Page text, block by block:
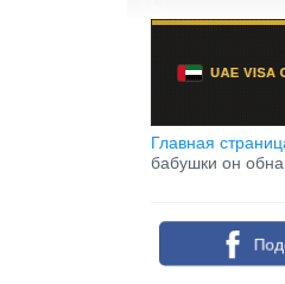
Главная
бабушки он